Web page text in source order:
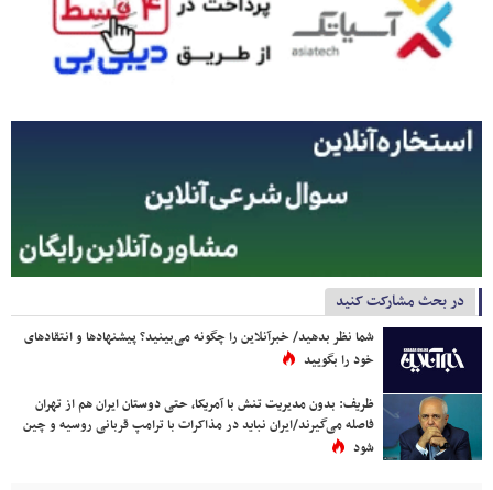
در بحث مشارکت کنید
شما نظر بدهید/ خبرآنلاین را چگونه می‌بینید؟ پیشنهادها و انتقادهای
خود را بگویید
ظریف: بدون مدیریت تنش با آمریکا، حتی دوستان ایران هم از تهران
فاصله می‌گیرند/ایران نباید در مذاکرات با ترامپ قربانی روسیه و چین
شود